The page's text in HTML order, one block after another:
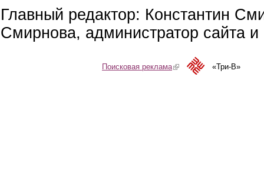
Главный редактор: Константин
Смирнова, администратор сайта
Поисковая реклама(link is external)«Три-В»